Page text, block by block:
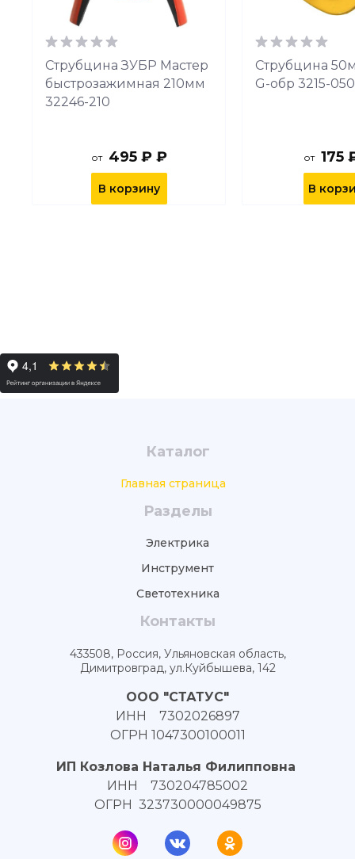
Струбцина ЗУБР Мастер
быстрозажимная 210мм
32246-210
от 495 ₽ ₽
В корзину
Струбцина
G-обр 3215-
от 175
В
Каталог
Главная страница
Разделы
Электрика
Инструмент
Светотехника
Контакты
433508, Россия, Ульяновская область,
Димитровград, ул.Куйбышева, 142
ООО "СТАТУС"
ИНН 7302026897
ОГРН 1047300100011
ИП Козлова Наталья Филипповна
ИНН 730204785002
ОГРН 323730000049875